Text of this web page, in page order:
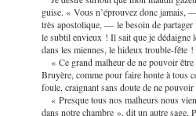
guise. « Vous n’éprouvez donc jamais,
très apostolique, — le besoin de
le subtil envieux ! Il sait que je dédaigne
dans les miennes, le hideux trouble-fête !
« Ce grand malheur de ne pouvoir
Bruyère, comme pour faire honte à tous
foule, craignant sans doute de ne
« Presque tous nos malheurs nous
dans notre chambre », dit un autre sage,